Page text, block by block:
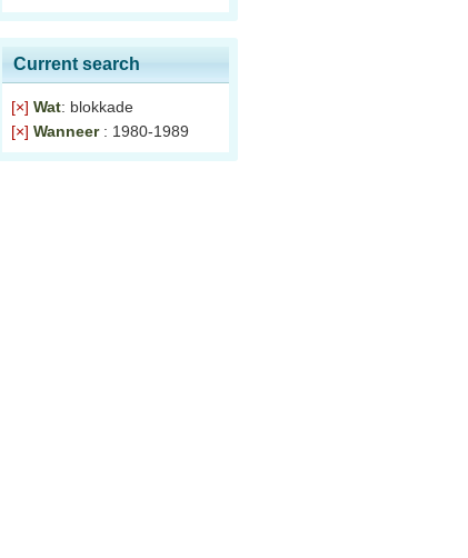
Current search
[×] Wat: blokkade
[×] Wanneer : 1980-1989